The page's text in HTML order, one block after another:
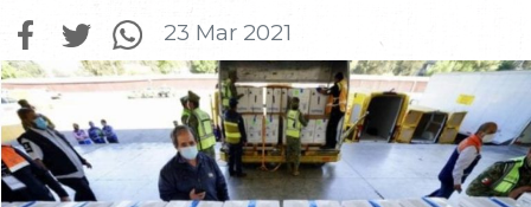
23 Mar 2021